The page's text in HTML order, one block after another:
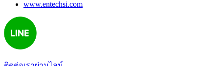
www.entechsi.com